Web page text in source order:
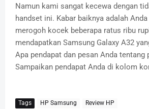
Namun kami sangat kecewa dengan
handset ini. Kabar baiknya adalah
merogoh kocek beberapa ratus ribu
mendapatkan Samsung Galaxy A32
Apa pendapat dan pesan Anda tentang
Sampaikan pendapat Anda di kolom
Tags HP Samsung Review HP